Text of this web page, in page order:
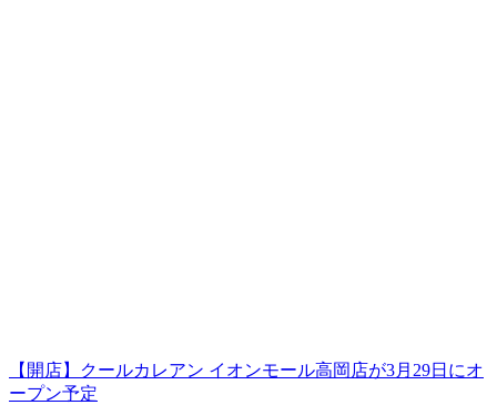
【開店】クールカレアン イオンモール高岡店が3月29日にオ
ープン予定